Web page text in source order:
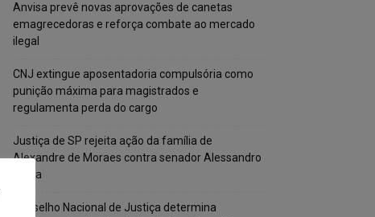
Anvisa prevê novas aprovações de canetas
emagrecedoras e reforça combate ao mercado
ilegal
CNJ extingue aposentadoria compulsória como
punição máxima para magistrados e
regulamenta perda do cargo
Justiça de SP rejeita ação da família de
Alexandre de Moraes contra senador Alessandro
Vieira
Conselho Nacional de Justiça determina